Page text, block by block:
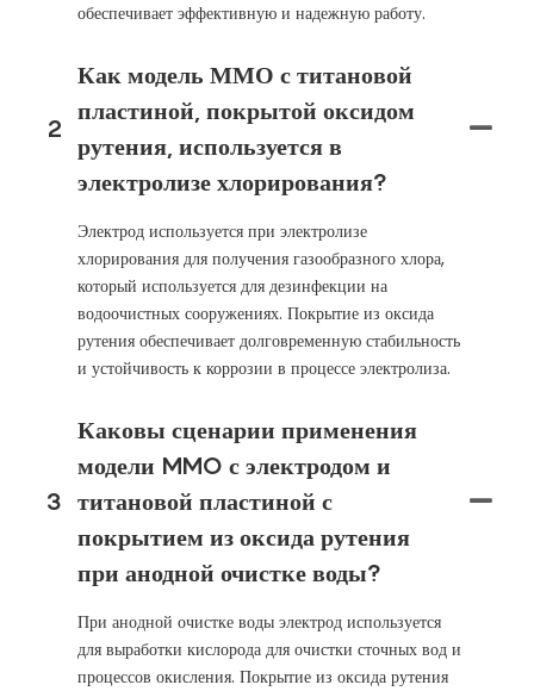
обеспечивает эффективную и надежную работу.
2
Как модель ММО с титановой
пластиной, покрытой оксидом
рутения, используется в
электролизе хлорирования?
Электрод используется при электролизе
хлорирования для получения газообразного хлора,
который используется для дезинфекции на
водоочистных сооружениях. Покрытие из оксида
рутения обеспечивает долговременную стабильность
и устойчивость к коррозии в процессе электролиза.
3
Каковы сценарии применения
модели MMO с электродом и
титановой пластиной с
покрытием из оксида рутения
при анодной очистке воды?
При анодной очистке воды электрод используется
для выработки кислорода для очистки сточных вод и
процессов окисления. Покрытие из оксида рутения